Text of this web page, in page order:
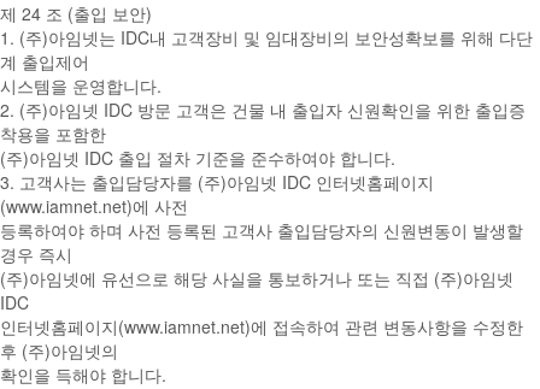
제 24 조 (출입 보안)
1. (주)아임넷는 IDC내 고객장비 및 임대장비의 보안성확보를 위해 다단
계 출입제어
시스템을 운영합니다.
2. (주)아임넷 IDC 방문 고객은 건물 내 출입자 신원확인을 위한 출입증
착용을 포함한
(주)아임넷 IDC 출입 절차 기준을 준수하여야 합니다.
3. 고객사는 출입담당자를 (주)아임넷 IDC 인터넷홈페이지
(www.iamnet.net)에 사전
등록하여야 하며 사전 등록된 고객사 출입담당자의 신원변동이 발생할
경우 즉시
(주)아임넷에 유선으로 해당 사실을 통보하거나 또는 직접 (주)아임넷
IDC
인터넷홈페이지(www.iamnet.net)에 접속하여 관련 변동사항을 수정한
후 (주)아임넷의
확인을 득해야 합니다.